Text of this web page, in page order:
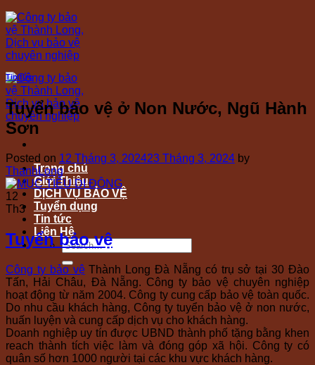
Skip
to
content
Trang chủ
Giới Thiệu
DỊCH VỤ BẢO VỆ
Tuyển dụng
Tin tức
Liên Hệ
Tin tức
Tuyển bảo vệ ở Non Nước, Ngũ Hành
Sơn
Posted on 12 Tháng 3, 202423 Tháng 3, 2024 by
ThanhLong
12
Th3
Tuyển bảo vệ
Công ty bảo vệThành Long Đà Nẵng có trụ sở tại 30 Đào
Tấn, Hải Châu, Đà Nẵng. Công ty bảo vệ chuyên nghiệp
hoạt động từ năm 2004. Công ty cung cấp bảo vệ toàn quốc.
Do nhu cầu khách hàng, Công ty tuyển bảo vệ ở non nước,
huấn luyện và cung cấp dịch vụ cho khách hàng.
Doanh nghiệp uy tín được UBND thành phố tặng bằng khen
reach thành tích việc làm và đóng góp xã hội. Công ty có
quân số hơn 1000 người tại các khu vực khách hàng.